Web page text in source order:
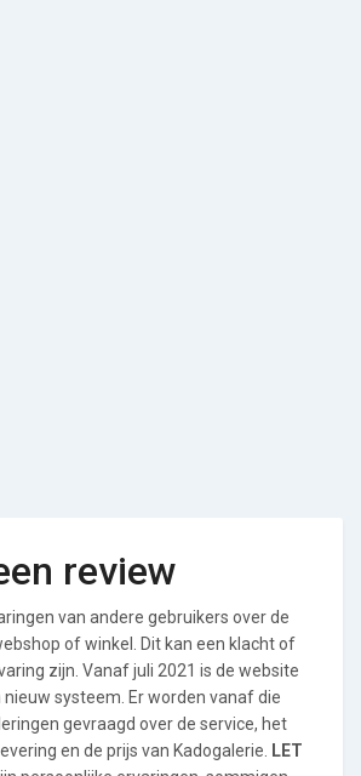
review
van andere gebruikers over de
of winkel. Dit kan een klacht of
zijn. Vanaf juli 2021 is de website
systeem. Er worden vanaf die
gevraagd over de service, het
en de prijs van Kadogalerie.
LET